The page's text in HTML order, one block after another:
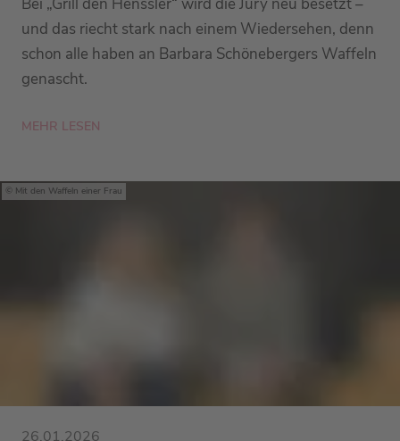
und das riecht stark nach einem Wiedersehen, denn
schon alle haben an Barbara Schönebergers Waffeln
genascht.
MEHR LESEN
Mit den Waffeln einer Frau
26.01.2026